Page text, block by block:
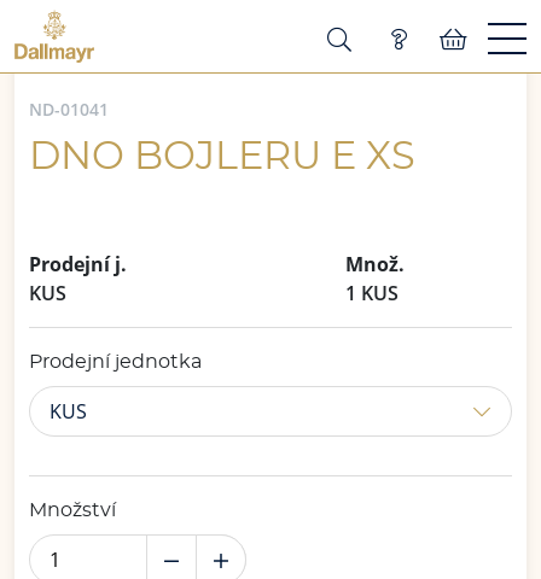
ND-01041
DNO BOJLERU E XS
Prodejní j.
Množ.
KUS
1 KUS
Prodejní jednotka
KUS
Množství